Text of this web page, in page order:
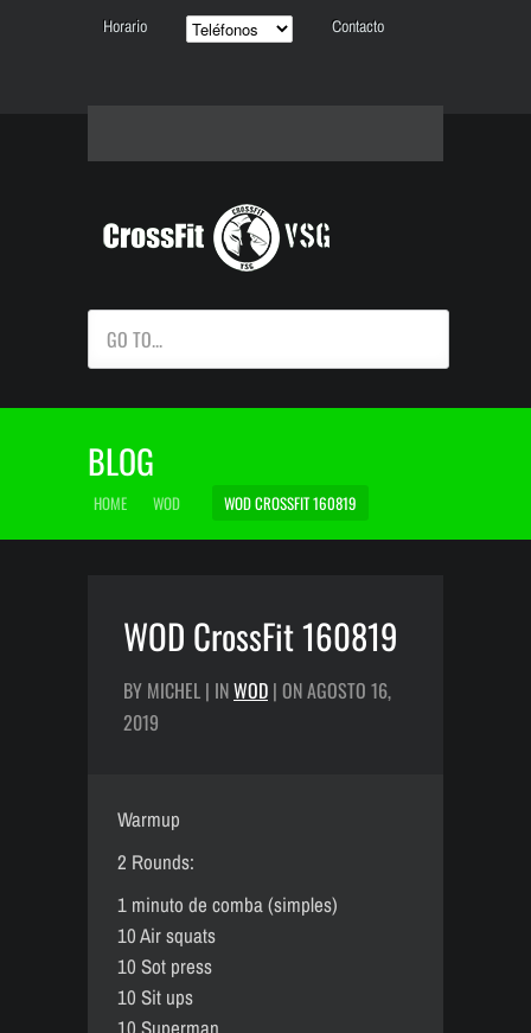
Horario Contacto
GO TO...
BLOG
HOME WOD WOD CROSSFIT 160819
WOD CrossFit 160819
BY MICHEL | INWOD | ON AGOSTO 16,
2019
Warmup
2 Rounds:
1 minuto de comba (simples)
10 Air squats
10 Sot press
10 Sit ups